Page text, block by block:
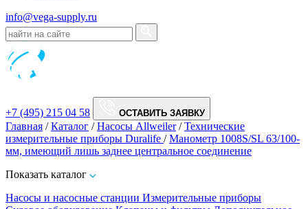
info@vega-supply.ru
+7 (495) 215 04 58 ОСТАВИТЬ ЗАЯВКУ
Главная /Каталог /Насосы Allweiler/Технические
измерительные приборы Duralife /Манометр 1008S/SL 63/100-
мм, имеющий лишь заднее центральное соединение
Показать каталог
Насосы и насосные станции Измерительные приборы